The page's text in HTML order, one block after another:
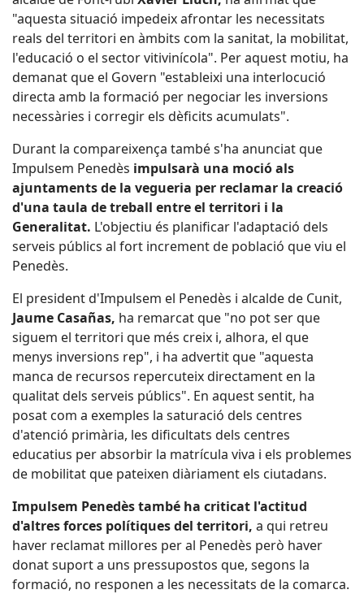
"aquesta situació impedeix afrontar les necessitats
reals del territori en àmbits com la sanitat, la mobilitat,
l'educació o el sector vitivinícola". Per aquest motiu, ha
demanat que el Govern "estableixi una interlocució
directa amb la formació per negociar les inversions
necessàries i corregir els dèficits acumulats".
Durant la compareixença també s'ha anunciat que
Impulsem Penedès impulsarà una moció als
ajuntaments de la vegueria per reclamar la creació
d'una taula de treball entre el territori i la
Generalitat. L'objectiu és planificar l'adaptació dels
serveis públics al fort increment de població que viu el
Penedès.
El president d'Impulsem el Penedès i alcalde de Cunit,
Jaume Casañas, ha remarcat que "no pot ser que
siguem el territori que més creix i, alhora, el que
menys inversions rep", i ha advertit que "aquesta
manca de recursos repercuteix directament en la
qualitat dels serveis públics". En aquest sentit, ha
posat com a exemples la saturació dels centres
d'atenció primària, les dificultats dels centres
educatius per absorbir la matrícula viva i els problemes
de mobilitat que pateixen diàriament els ciutadans.
Impulsem Penedès també ha criticat l'actitud
d'altres forces polítiques del territori, a qui retreu
haver reclamat millores per al Penedès però haver
donat suport a uns pressupostos que, segons la
formació, no responen a les necessitats de la comarca.